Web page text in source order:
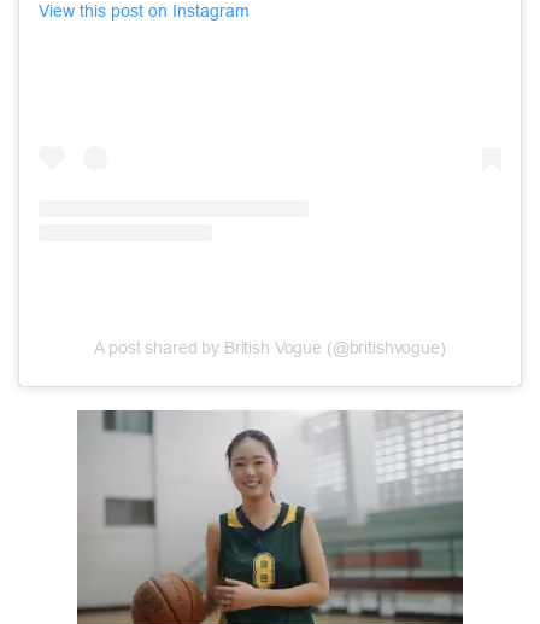
View this post on Instagram
A post shared by British Vogue (@britishvogue)